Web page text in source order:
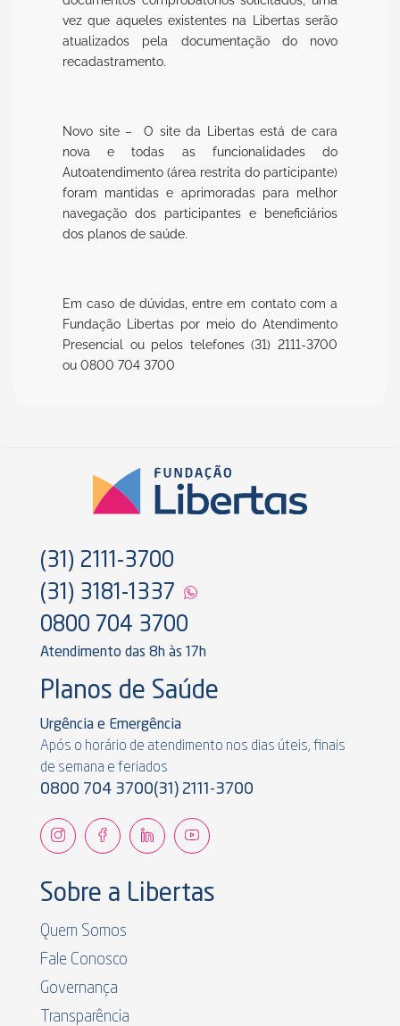
vez que aqueles existentes na Libertas serão
atualizados pela documentação do novo
recadastramento.
Novo site – O site da Libertas está de cara
nova e todas as funcionalidades do
Autoatendimento (área restrita do participante)
foram mantidas e aprimoradas para melhor
navegação dos participantes e beneficiários
dos planos de saúde.
Em caso de dúvidas, entre em contato com a
Fundação Libertas por meio do Atendimento
Presencial ou pelos telefones (31) 2111-3700
ou 0800 704 3700
(31) 2111-3700
(31) 3181-1337
0800 704 3700
Atendimento das 8h às 17h
Planos de Saúde
Urgência e Emergência
Após o horário de atendimento nos dias úteis, finais
de semana e feriados
0800 704 3700(31) 2111-3700
Sobre a Libertas
Quem Somos
Fale Conosco
Governança
Transparência